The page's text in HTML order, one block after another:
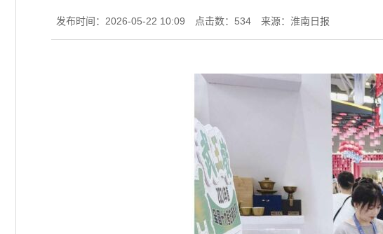
发布时间：2026-05-22 10:09 点击数： 534 来源：淮南日报